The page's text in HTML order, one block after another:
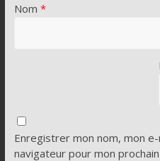
Nom *
Enregistrer mon nom, mon
navigateur pour mon